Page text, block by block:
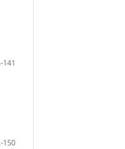
141
150